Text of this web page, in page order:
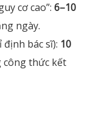
cơ cao”: 6–10
ngày.
định bác sĩ): 10
công thức kết